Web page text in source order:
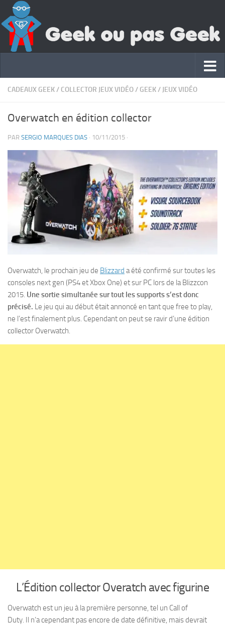
CADEAUX GEEK/ COLLECTOR JEUX VIDÉO/ GEEK/ JEUX VIDÉO
Overwatch en édition collector
PAR SERGIO MARQUES DIAS · 10/11/2015 ·
Overwatch, le prochain jeu de Blizzard a été confirmé sur toutes les
consoles next gen (PS4 et Xbox One) et sur PC lors de la Blizzcon
2015. Une sortie simultanée sur tout les supports s’est donc
précisé. Le jeu qui au début était annoncé en tant que free to play,
ne l’est finalement plus. Cependant on peut se ravir d’une édition
collector Overwatch.
L’Édition collector Overatch avec figurine
Overwatch est un jeu à la première personne, tel un Call of
Duty. Il n’a cependant pas encore de date définitive, mais devrait